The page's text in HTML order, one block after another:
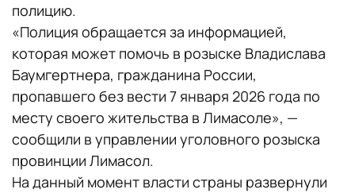
полицию.
«Полиция обращается за информацией,
которая может помочь в розыске Владислава
Баумгертнера, гражданина России,
пропавшего без вести 7 января 2026 года по
месту своего жительства в Лимасоле», —
сообщили в управлении уголовного розыска
провинции Лимасол.
На данный момент власти страны развернули